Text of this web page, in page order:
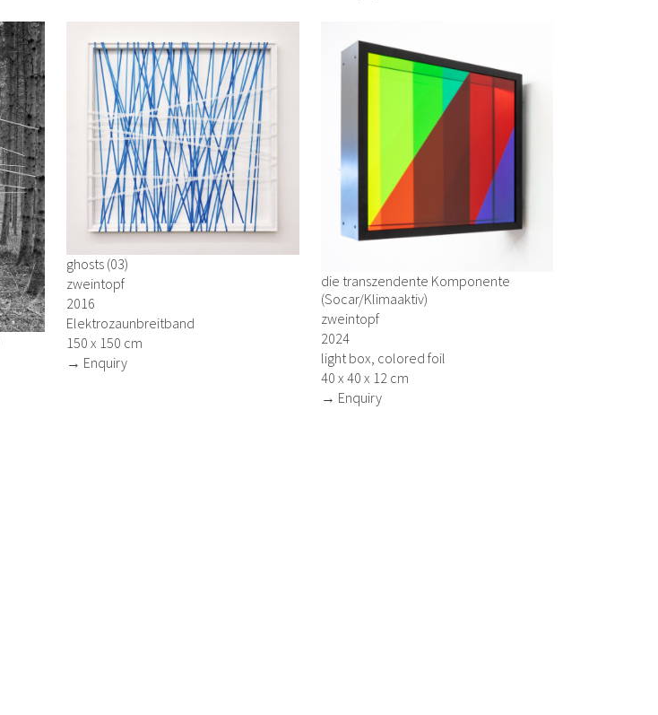
ghosts (03)
zweintopf
2016
Elektrozaunbreitband
150 x 150 cm
→ Enquiry
die transzendente Komponente
(Socar/Klimaaktiv)
zweintopf
2024
light box, colored foil
40 x 40 x 12 cm
→ Enquiry